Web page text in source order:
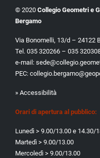
© 2020 Collegio Geometri e
Bergamo
Via Bonomelli, 13/d – 24122
Tel. 035 320266 – 035
e-mail:
PEC:
» Accessibilità
Orari di apertura al pubblico:
Lunedì > 9.00/13.00 e 14.30/
Martedì > 9.00/13.00
Mercoledì > 9.00/13.00